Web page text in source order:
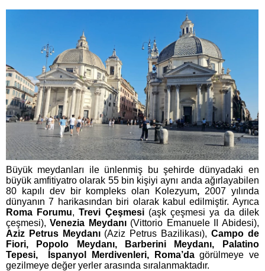
Büyük meydanları ile ünlenmiş bu şehirde dünyadaki en
büyük amfitiyatro olarak 55 bin kişiyi aynı anda ağırlayabilen
80 kapılı dev bir kompleks olan Kolezyum, 2007 yılında
dünyanın 7 harikasından biri olarak kabul edilmiştir. Ayrıca
Roma Forumu,Trevi Çeşmesi(aşk çeşmesi ya da dilek
çeşmesi),Venezia Meydanı (Vittorio Emanuele II Abidesi),
Aziz Petrus Meydanı(Aziz Petrus Bazilikası), Campo de
Fiori, Popolo Meydanı, Barberini Meydanı, Palatino
Tepesi, İspanyol Merdivenleri, Roma’dagörülmeye ve
gezilmeye değer yerler arasında sıralanmaktadır.